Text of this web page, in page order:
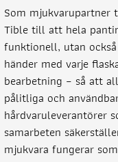
Som mjukvarupartner
Tible till att hela
funktionell, utan
händer med varje
bearbetning – så att
pålitliga och
hårdvaruleverantörer
samarbeten
mjukvara fungerar